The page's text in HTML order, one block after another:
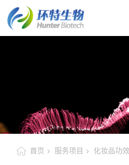
首页 服务项目 化妆品功